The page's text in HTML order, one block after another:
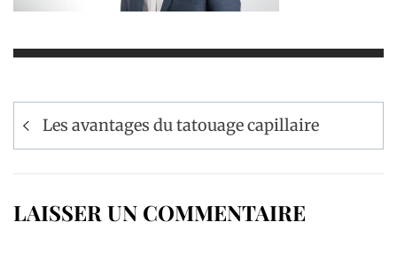
Navigation
de
Les avantages du tatouage capillaire
LAISSER UN COMMENTAIRE